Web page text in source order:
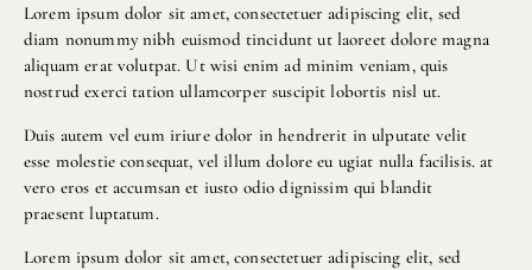
Lorem ipsum dolor sit amet, consectetuer adipiscing elit, sed
diam nonummy nibh euismod tincidunt ut laoreet dolore magna
aliquam erat volutpat. Ut wisi enim ad minim veniam, quis
nostrud exerci tation ullamcorper suscipit lobortis nisl ut.
Duis autem vel eum iriure dolor in hendrerit in ulputate velit
esse molestie consequat, vel illum dolore eu ugiat nulla facilisis. at
vero eros et accumsan et iusto odio dignissim qui blandit
praesent luptatum.
Lorem ipsum dolor sit amet, consectetuer adipiscing elit, sed